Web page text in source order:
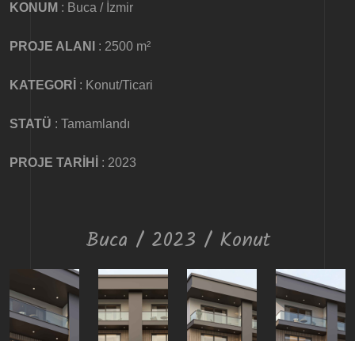
KONUM : Buca / İzmir
PROJE ALANI : 2500 m²
KATEGORİ : Konut/Ticari
STATÜ : Tamamlandı
PROJE TARİHİ : 2023
Buca / 2023 / Konut